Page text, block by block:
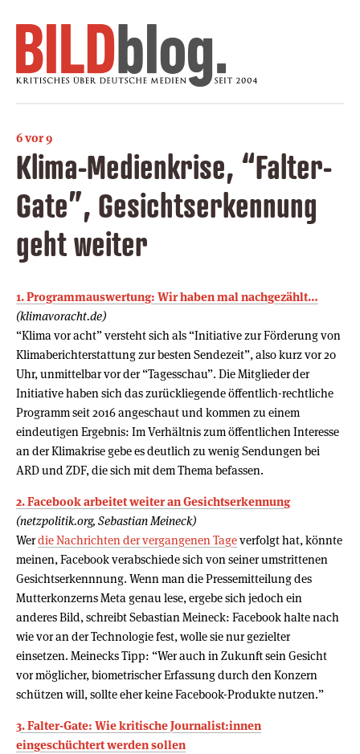
6 vor 9
Klima-Medienkrise, “Falter-
Gate”, Gesichtserkennung
geht weiter
1. Programmauswertung: Wir haben mal nachgezählt…
(klimavoracht.de)
“Klima vor acht” versteht sich als “Initiative zur Förderung von
Klimaberichterstattung zur besten Sendezeit”, also kurz vor 20
Uhr, unmittelbar vor der “Tagesschau”. Die Mitglieder der
Initiative haben sich das zurückliegende öffentlich-rechtliche
Programm seit 2016 angeschaut und kommen zu einem
eindeutigen Ergebnis: Im Verhältnis zum öffentlichen Interesse
an der Klimakrise gebe es deutlich zu wenig Sendungen bei
ARD und ZDF, die sich mit dem Thema befassen.
2. Facebook arbeitet weiter an Gesichtserkennung
(netzpolitik.org, Sebastian Meineck)
Werdie Nachrichten der vergangenen Tageverfolgt hat, könnte
meinen, Facebook verabschiede sich von seiner umstrittenen
Gesichtserkennnung. Wenn man die Pressemitteilung des
Mutterkonzerns Meta genau lese, ergebe sich jedoch ein
anderes Bild, schreibt Sebastian Meineck: Facebook halte nach
wie vor an der Technologie fest, wolle sie nur gezielter
einsetzen. Meinecks Tipp: “Wer auch in Zukunft sein Gesicht
vor möglicher, biometrischer Erfassung durch den Konzern
schützen will, sollte eher keine Facebook-Produkte nutzen.”
3. Falter-Gate: Wie kritische Journalist:innen
eingeschüchtert werden sollen